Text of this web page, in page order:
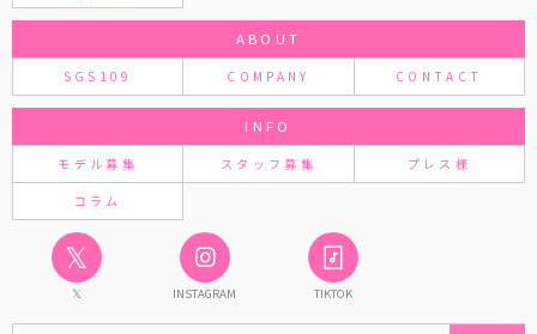
ABOUT
SGS109 COMPANY CONTACT
INFO
モデル募集 スタッフ募集 プレス様
コラム
𝕏
𝕏 INSTAGRAM TIKTOK